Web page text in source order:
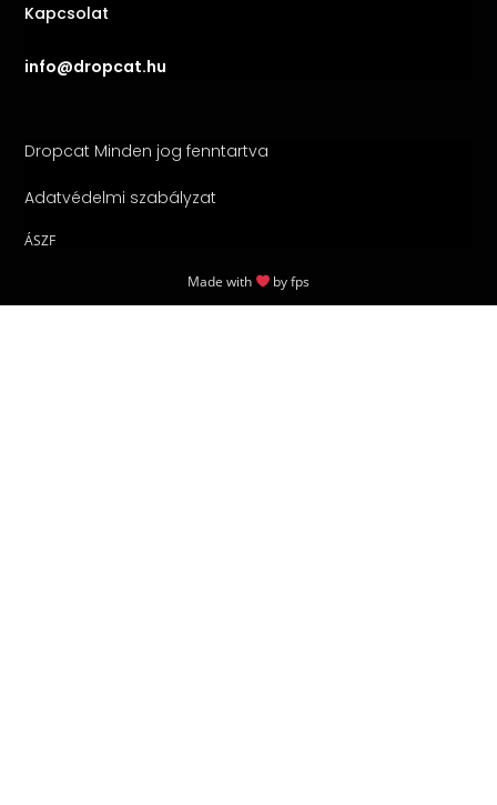
Kapcsolat
info@dropcat.hu
Dropcat Minden jog fenntartva
Adatvédelmi szabályzat
ÁSZF
Made with byfps